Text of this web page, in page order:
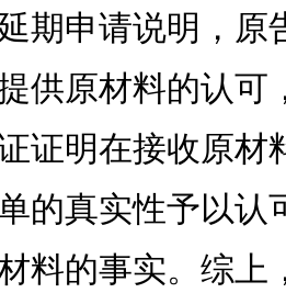
期申请说明，原
供原材料的认可
证明在接收原材
的真实性予以认
料的事实。综上